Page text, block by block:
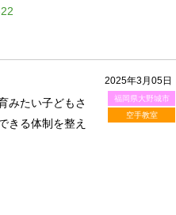
2025年3月05日
福岡県大野城市
空手教室
みたい子どもさ
きる体制を整え